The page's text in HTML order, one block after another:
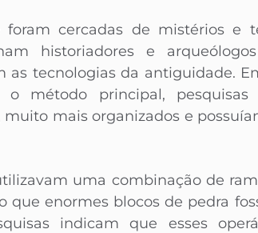
cercadas de mistérios e
historiadores e
as tecnologias da antiguidade.
método principal,
mais organizados e
uma combinação de
que enormes blocos de pedra
indicam que esses